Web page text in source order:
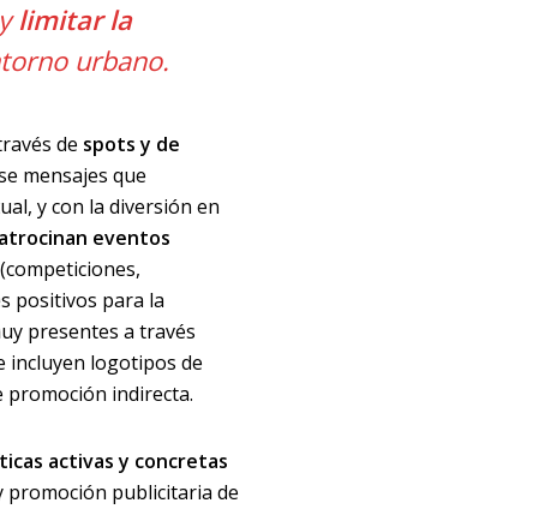
limitar la
urbano.
de spots y de
mensajes que
y con la diversión en
eventos
(competiciones,
positivos para la
presentes a través
incluyen logotipos de
promoción indirecta.
activas y concretas
promoción publicitaria de